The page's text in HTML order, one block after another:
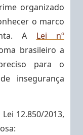
organizado
o marco
A Lei nº
brasileiro a
para o
insegurança
12.850/2013,